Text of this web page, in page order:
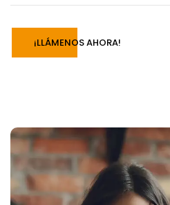
¡LLÁMENOS AHORA!